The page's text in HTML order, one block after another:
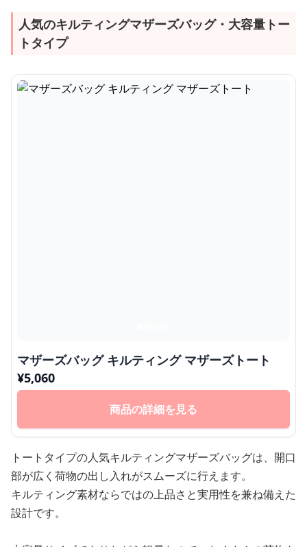
人気のキルティングマザーズバッグ・大容量トー
トタイプ
マザーズバッグ キルティング マザーズトート
¥5,060
商品の詳細を見る
トートタイプの人気キルティングマザーズバッグは、開口
部が広く荷物の出し入れがスムーズに行えます。
キルティング素材ならではの上品さと実用性を兼ね備えた
設計です。